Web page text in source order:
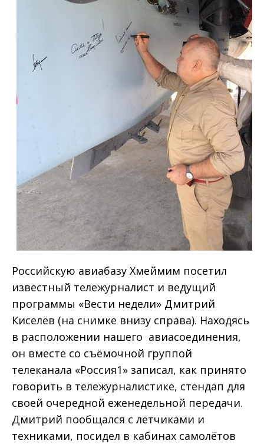
Российскую авиабазу Хмеймим посетил
известный тележурналист и ведущий
программы «Вести недели» Дмитрий
Киселёв (на снимке внизу справа). Находясь
в расположении нашего авиасоединения,
он вместе со съёмочной группой
телеканала «Россия1» записал, как принято
говорить в тележурналистике, стендап для
своей очередной еженедельной передачи.
Дмитрий пообщался с лётчиками и
техниками, посидел в кабинах самолётов